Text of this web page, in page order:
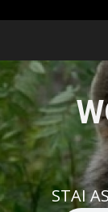
springen
STAI